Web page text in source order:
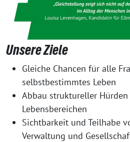
Unsere Ziele
Gleiche Chancen für alle
selbstbestimmtes Leben
Abbau struktureller
Lebensbereichen
Sichtbarkeit und Teilhabe
Verwaltung und